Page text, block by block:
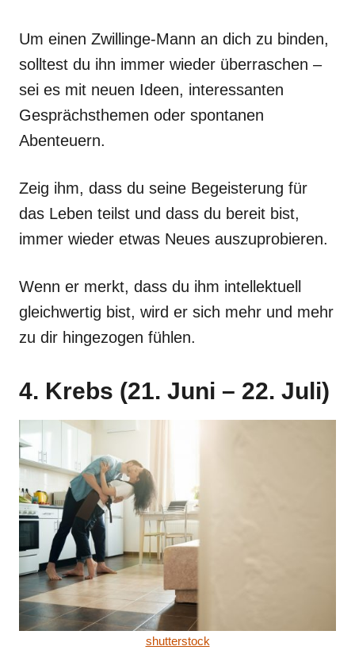
Um einen Zwillinge-Mann an dich zu binden,
solltest du ihn immer wieder überraschen –
sei es mit neuen Ideen, interessanten
Gesprächsthemen oder spontanen
Abenteuern.
Zeig ihm, dass du seine Begeisterung für
das Leben teilst und dass du bereit bist,
immer wieder etwas Neues auszuprobieren.
Wenn er merkt, dass du ihm intellektuell
gleichwertig bist, wird er sich mehr und mehr
zu dir hingezogen fühlen.
4. Krebs (21. Juni – 22. Juli)
shutterstock